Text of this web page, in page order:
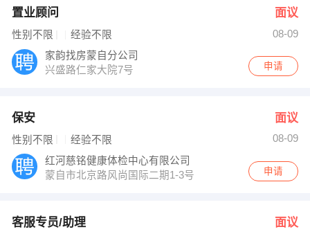
置业顾问 面议
性别不限 经验不限
08-09
家韵找房蒙自分公司
兴盛路仁家大院7号
申请
保安 面议
性别不限 经验不限
08-09
红河慈铭健康体检中心有限公司
蒙自市北京路风尚国际二期1-3号楼
申请
客服专员/助理 面议